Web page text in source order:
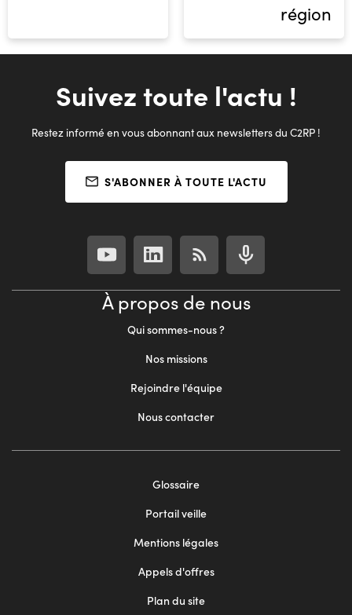
région
Suivez toute l'actu !
Restez informé en vous abonnant aux newsletters du C2RP !
S'ABONNER À TOUTE L'ACTU
À propos de nous
Qui sommes-nous ?
Nos missions
Rejoindre l'équipe
Nous contacter
Glossaire
Portail veille
Mentions légales
Appels d'offres
Plan du site